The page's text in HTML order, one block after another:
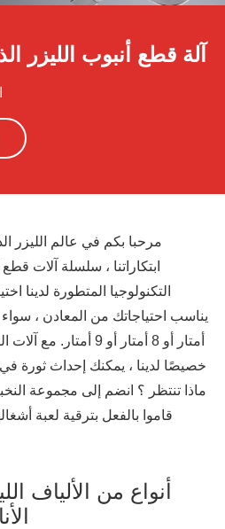
آلة قطع أنبوب الليزر
مرحبا بكم في عالم الليزر
ابتكاراتنا ، سلسلة آلات قطع
التكنولوجيا المتطورة لدينا
أمتار أو 8 أمتار أو 9
خصيصًا لدينا ، يمكنك إحداث ثورة في
ماذا تنتظر ؟ انضم إلى مجموعة
قاموا بالفعل بترقية لعبة
أنواع من الألياف